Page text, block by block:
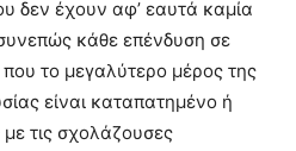
δεν έχουν αφ’ εαυτά καμία
κάθε επένδυση σε
το μεγαλύτερο μέρος της
είναι καταπατημένο ή
τις σχολάζουσες